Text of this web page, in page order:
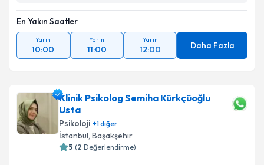
En Yakın Saatler
Yarın
10:00
Yarın
11:00
Yarın
12:00 Daha Fazla
Klinik Psikolog Semiha Kürkçüoğlu
Usta
Psikoloji +1diğer
İstanbul, Başakşehir
5 (2 Değerlendirme)